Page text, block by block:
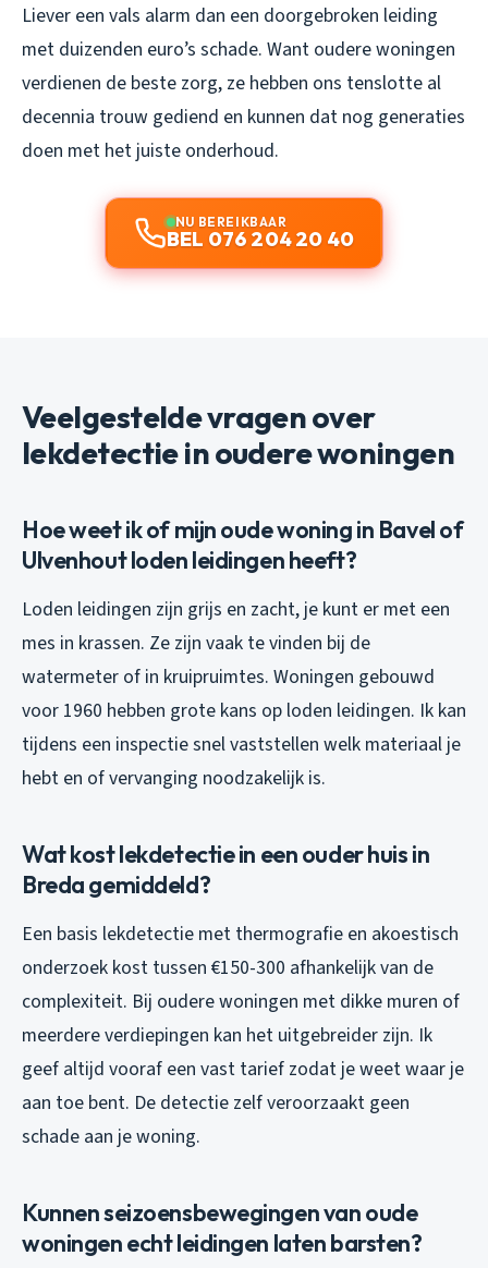
Liever een vals alarm dan een doorgebroken leiding
met duizenden euro’s schade. Want oudere woningen
verdienen de beste zorg, ze hebben ons tenslotte al
decennia trouw gediend en kunnen dat nog generaties
doen met het juiste onderhoud.
NU BEREIKBAAR
BEL 076 204 20 40
Veelgestelde vragen over
lekdetectie in oudere woningen
Hoe weet ik of mijn oude woning in Bavel of
Ulvenhout loden leidingen heeft?
Loden leidingen zijn grijs en zacht, je kunt er met een
mes in krassen. Ze zijn vaak te vinden bij de
watermeter of in kruipruimtes. Woningen gebouwd
voor 1960 hebben grote kans op loden leidingen. Ik kan
tijdens een inspectie snel vaststellen welk materiaal je
hebt en of vervanging noodzakelijk is.
Wat kost lekdetectie in een ouder huis in
Breda gemiddeld?
Een basis lekdetectie met thermografie en akoestisch
onderzoek kost tussen €150-300 afhankelijk van de
complexiteit. Bij oudere woningen met dikke muren of
meerdere verdiepingen kan het uitgebreider zijn. Ik
geef altijd vooraf een vast tarief zodat je weet waar je
aan toe bent. De detectie zelf veroorzaakt geen
schade aan je woning.
Kunnen seizoensbewegingen van oude
woningen echt leidingen laten barsten?